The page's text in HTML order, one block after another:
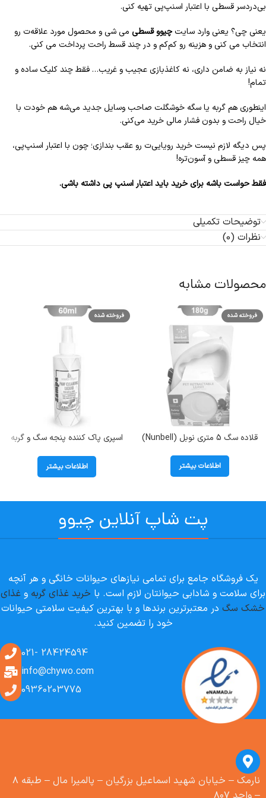
بی‌دردسر قسطی با اعتبار اسنپ‌پی تهیه کنی.
یعنی چی؟ یعنی وارد سایت چیوو قسطی می شی و محصول مورد علاقه‌ت رو
انتخاب می کنی و هزینه رو کم‌کم و در چند قسط راحت پرداخت می کنی.
نه نیاز به ضامن داری، نه کاغذبازی عجیب و غریب… فقط چند کلیک ساده و
تمام!
اینطوری هم گربه یا سگه خوشگلت صاحب وسایل جدید می‌شه هم خودت با
خیال راحت و بدون فشار مالی خرید می‌کنی.
پس دیگه لازم نیست خرید رویایی‌ت رو عقب بندازی؛ چون با اعتبار اسنپ‌پی،
همه چیز قسطی و آسون‌تره!
فقط حواست باشه برای خرید باید اعتبار اسنپ پی داشته باشی.
توضیحات تکمیلی
نظرات (0)
محصولات مشابه
فروخته شده
قلاده سگ 5 متری نوبل (Nunbell)
اطلاعات بیشتر
فروخته شده
اسپری پاک کننده پنجه سگ و گربه
اطلاعات بیشتر
پت شاپ آنلاین چیوو
یک فروشگاه جامع برای تمامی نیازهای حیوانات خانگی و هر آنچه
برای سلامت و شادابی حیوانتان لازم است. با خرید غذای گربه و غذای
خشک سگ در معتبرترین برندها و با بهترین کیفیت سلامتی حیوانات
خود را تضمین کنید.
28424594 -021
info@chywo.com
09360203775
نارمک – خیابان شهید اسماعیل بزرگیان – پالمیرا مال – طبقه ۸